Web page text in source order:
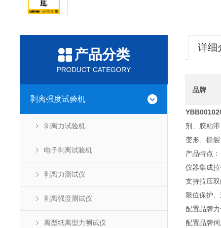
产品分类
PRODUCT CATEGORY
剥离强度试验机
剥离力试验机
电子剥离试验机
剥离力测试仪
剥离强度测试仪
离型纸离型力测试仪
详细
品牌
剂、胶粘
变形、撕
产品特点：
仪器集成
支持拉压
限位保护
配置品牌
配置品牌